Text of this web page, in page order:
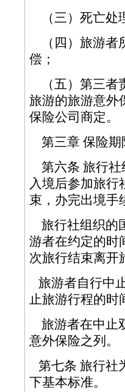
（三）死亡
（四）旅游者
偿；
（五）第三者
旅游的旅游意外
保险公司商定。
第三章 保险
第六条 旅行社
入境后参加旅
束，办完出境
旅行社组织的
游者在约定的时
次旅行结束离
旅游者自行中
止旅游行程的
旅游者在中止
意外保险之
第七条 旅行社
下基本标准